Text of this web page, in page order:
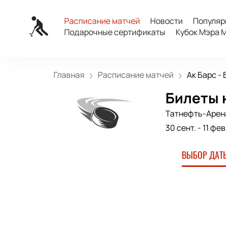
Расписание матчей Новости
Подарочные сертификаты
Кубок Мэра
Главная Расписание матчей Ак Барс -
Билеты
Татнефть-
30 сент. - 11
ВЫБОР